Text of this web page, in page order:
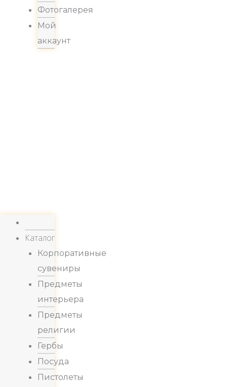
Фотогалерея
Мой
аккаунт
Каталог
Корпоративные
сувениры
Предметы
интерьера
Предметы
религии
Гербы
Посуда
Пистолеты